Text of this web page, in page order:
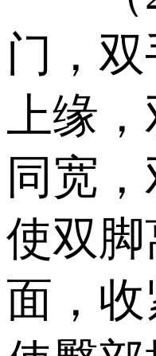
门，双
上缘，
同宽
使双
面，收